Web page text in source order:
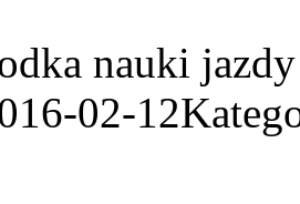
nauki
02-12